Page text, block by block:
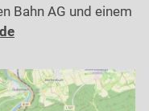
Bahn AG und einem